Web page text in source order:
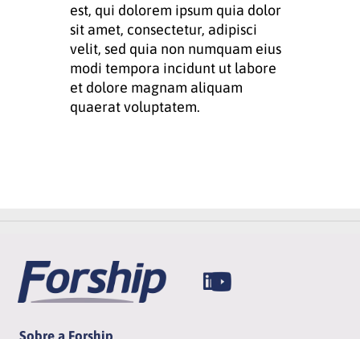
est, qui dolorem ipsum quia dolor
sit amet, consectetur, adipisci
velit, sed quia non numquam eius
modi tempora incidunt ut labore
et dolore magnam aliquam
quaerat voluptatem.
Sobre a Forship